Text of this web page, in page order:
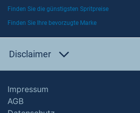
Finden Sie die günstigsten Spritpreise
Finden Sie Ihre bevorzugte Marke
Disclaimer
Impressum
AGB